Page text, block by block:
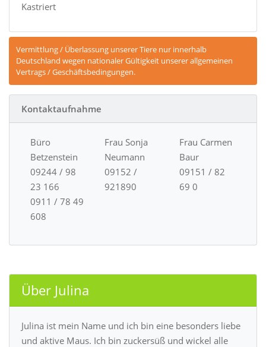
Kastriert
Vermittlung / Überlassung unserer Tiere nur innerhalb
Deutschland wegen nationaler Gültigkeit unserer allgemeinen
Vertrags / Geschäftsbedingungen.
Kontaktaufnahme
Büro
Betzenstein
09244 / 98
23 166
0911 / 78 49
608
Frau Sonja
Neumann
09152 /
921890
Frau Carmen
Baur
09151 / 82
69 0
Über Julina
Julina ist mein Name und ich bin eine besonders liebe
und aktive Maus. Ich bin zuckersüß und wickel alle